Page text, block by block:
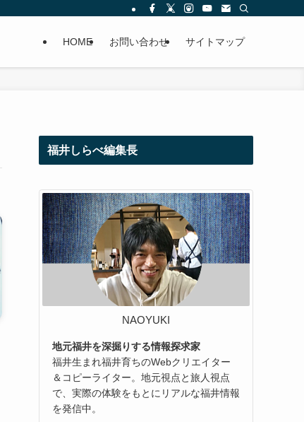
HOME お問い合わせ サイトマップ
福井しらべ編集長
NAOYUKI
地元福井を深掘りする情報探求家
福井生まれ福井育ちのWebクリエイター
＆コピーライター。地元視点と旅人視点
で、実際の体験をもとにリアルな福井情報
を発信中。